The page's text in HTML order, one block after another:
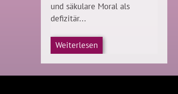
und säkulare Moral als
defizitär...
Weiterlesen